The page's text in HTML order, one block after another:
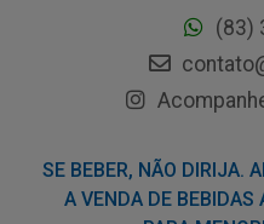
(83)
SE BEBER, NÃO DIRIJA.
A VENDA DE BEBIDAS